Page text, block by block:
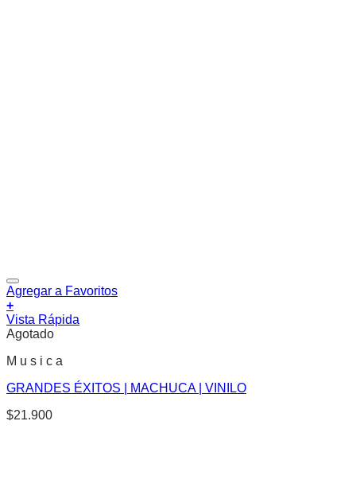
Agregar a Favoritos
+
Vista Rápida
Agotado
M u s i c a
GRANDES ÉXITOS | MACHUCA | VINILO
$21.900